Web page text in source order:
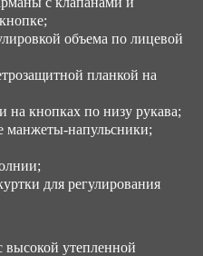
объема по лицевой
планкой на
кнопках по низу рукава;
напульсники;
для регулирования
утепленной